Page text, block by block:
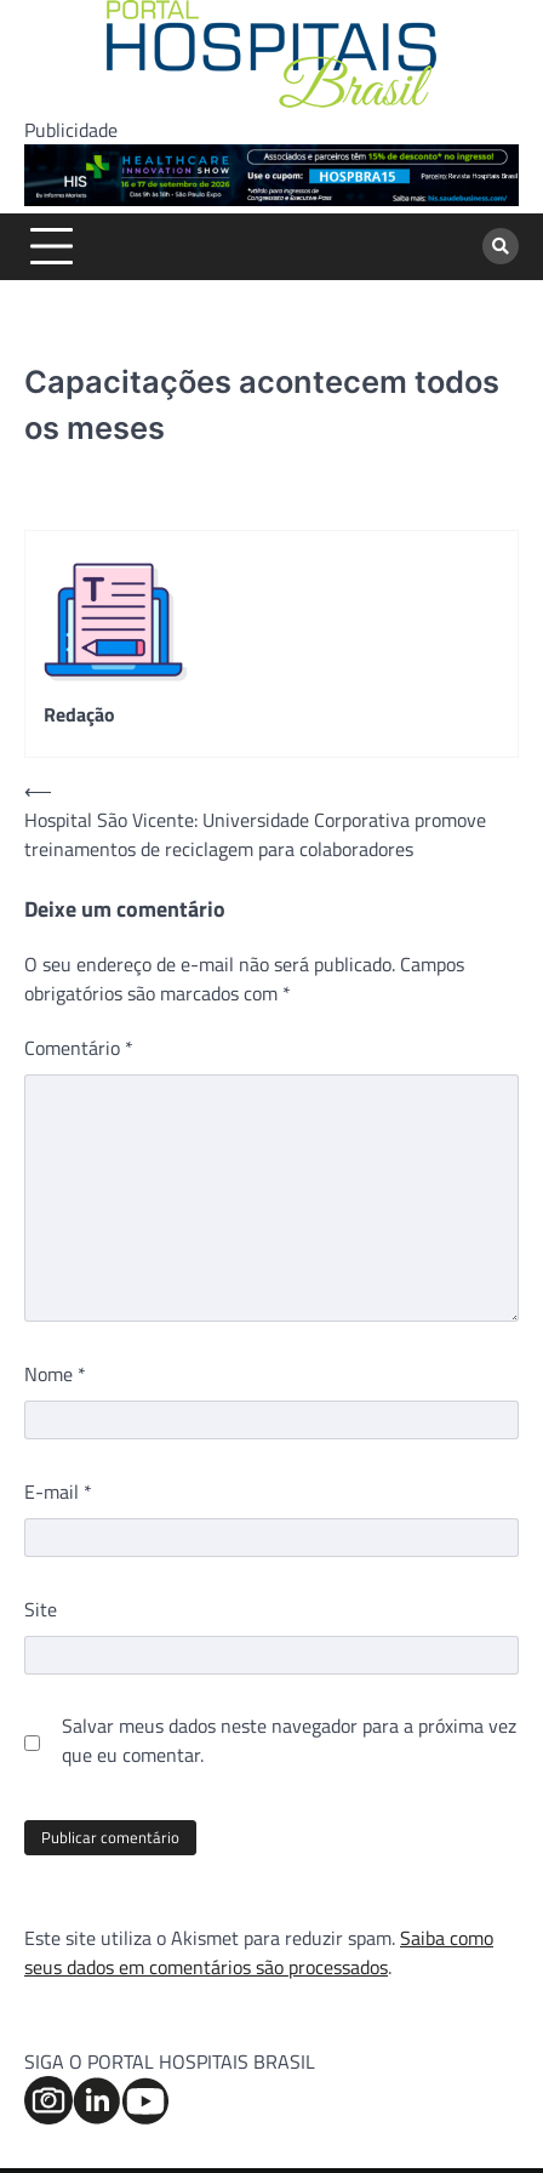
Publicidade
Capacitações acontecem todos
os meses
Redação
Navegação
de
Post
⟵
Hospital São Vicente: Universidade Corporativa promove
treinamentos de reciclagem para colaboradores
Deixe um comentário
O seu endereço de e-mail não será publicado. Campos
obrigatórios são marcados com *
Comentário *
Nome *
E-mail *
Site
Salvar meus dados neste navegador para a próxima vez
que eu comentar.
Este site utiliza o Akismet para reduzir spam.Saiba como
seus dados em comentários são processados.
SIGA O PORTAL HOSPITAIS BRASIL